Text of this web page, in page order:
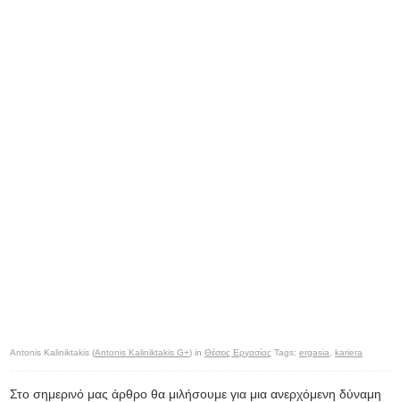
Antonis Kaliniktakis (Antonis Kaliniktakis G+) inΘέσεις Εργασίας Tags:ergasia ,kariera
Στο σημερινό μας άρθρο θα μιλήσουμε για μια ανερχόμενη δύναμη